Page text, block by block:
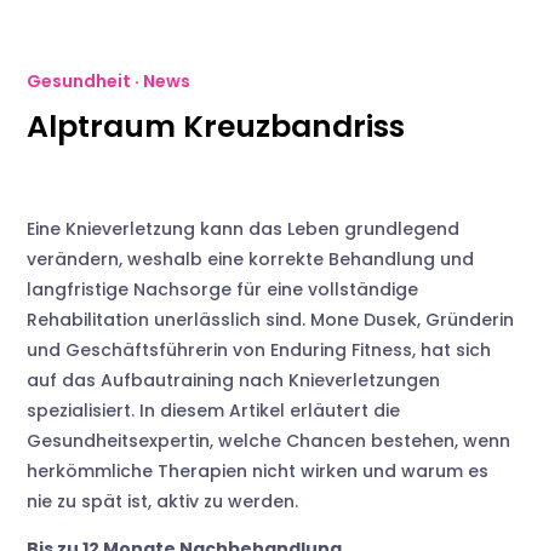
Gesundheit · News
Alptraum Kreuzbandriss
Eine Knieverletzung kann das Leben grundlegend
verändern, weshalb eine korrekte Behandlung und
langfristige Nachsorge für eine vollständige
Rehabilitation unerlässlich sind. Mone Dusek, Gründerin
und Geschäftsführerin von Enduring Fitness, hat sich
auf das Aufbautraining nach Knieverletzungen
spezialisiert. In diesem Artikel erläutert die
Gesundheitsexpertin, welche Chancen bestehen, wenn
herkömmliche Therapien nicht wirken und warum es
nie zu spät ist, aktiv zu werden.